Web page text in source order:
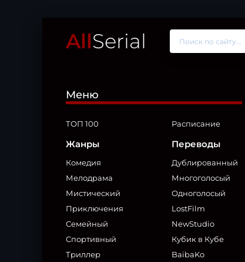
AllSerial
Меню
ТОП 100
Жанры
Комедия
Мелодрама
Мистический
Приключения
Семейный
Спортивный
Триллер
Расписание
Переводы
Дублированный
Многоголосый
Одноголосый
LostFilm
NewStudio
Кубик в Кубе
BaibaKo